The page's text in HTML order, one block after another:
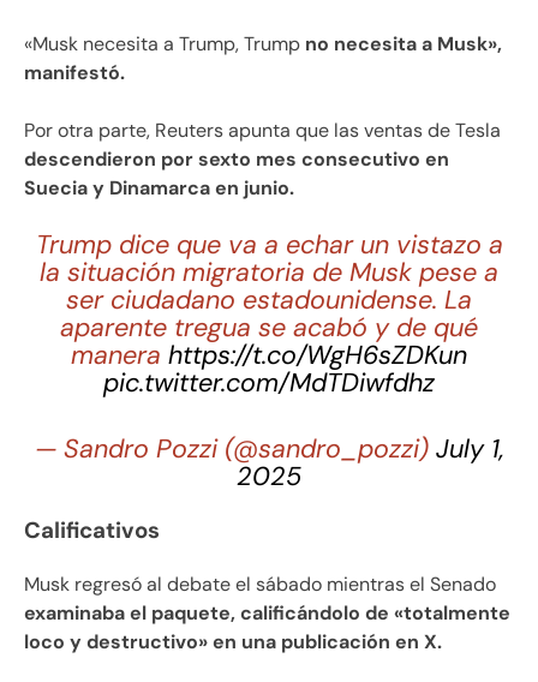
«Musk necesita a Trump, Trump no necesita a Musk»,
manifestó.
Por otra parte, Reuters apunta que las ventas de Tesla
descendieron por sexto mes consecutivo en
Suecia y Dinamarca en junio.
Trump dice que va a echar un vistazo a
la situación migratoria de Musk pese a
ser ciudadano estadounidense. La
aparente tregua se acabó y de qué
manera https://t.co/WgH6sZDKun
pic.twitter.com/MdTDiwfdhz
— Sandro Pozzi (@sandro_pozzi) July 1,
2025
Calificativos
Musk regresó al debate el sábado mientras el Senado
examinaba el paquete, calificándolo de «totalmente
loco y destructivo» en una publicación en X.